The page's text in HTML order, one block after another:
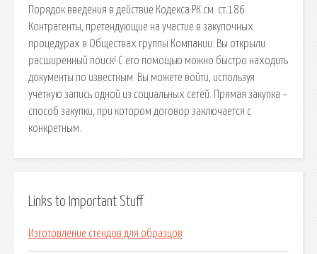
Порядок введения в действие Кодекса РК см. ст.186.
Контрагенты, претендующие на участие в закупочных
процедурах в Обществах группы Компании. Вы открыли
расширенный поиск! С его помощью можно быстро находить
документы по известным. Вы можете войти, используя
учетную запись одной из социальных сетей. Прямая закупка –
способ закупки, при котором договор заключается с
конкретным.
Links to Important Stuff
Изготовление стендов для образцов